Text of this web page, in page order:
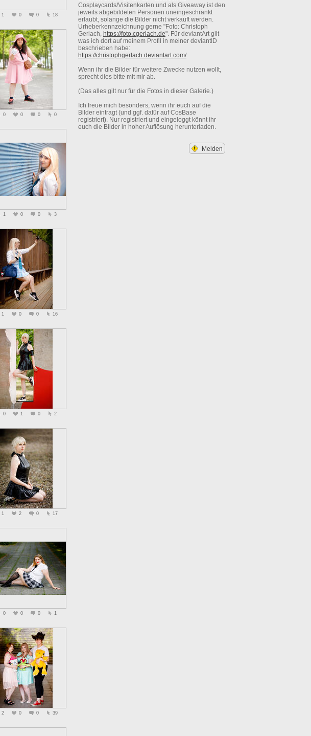
Cosplaycards/Visitenkarten und als Giveaway ist den
jeweils abgebildeten Personen uneingeschränkt
erlaubt, solange die Bilder nicht verkauft werden.
Urheberkennzeichnung gerne "Foto: Christoph
Gerlach, https://foto.cgerlach.de". Für deviantArt gilt
was ich dort auf meinem Profil in meiner deviantID
beschrieben habe:
https://christophgerlach.deviantart.com/
Wenn ihr die Bilder für weitere Zwecke nutzen wollt,
sprecht dies bitte mit mir ab.
(Das alles gilt nur für die Fotos in dieser Galerie.)
Ich freue mich besonders, wenn ihr euch auf die
Bilder eintragt (und ggf. dafür auf CosBase
registriert). Nur registriert und eingeloggt könnt ihr
euch die Bilder in hoher Auflösung herunterladen.
Melden
1 0 0 18
0 0 0 0
1 0 0 3
1 0 0 16
0 1 0 2
1 2 0 17
0 0 0 1
2 0 0 39